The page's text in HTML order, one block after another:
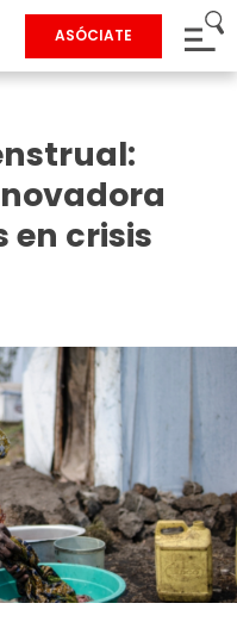
ASÓCIATE
en crisis